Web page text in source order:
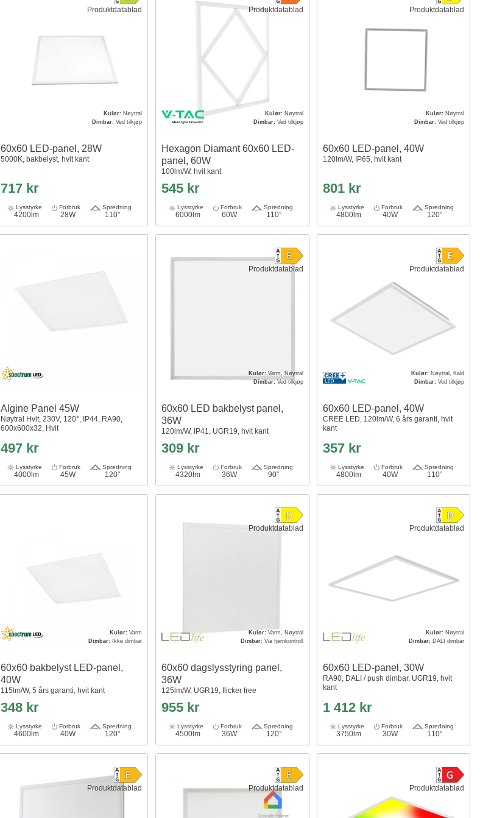
Produktdatablad
Kulør: Nøytral
Dimbar:Ved tilkjøp
60x60 LED-panel, 28W
5000K, bakbelyst, hvit kant
717 kr
Lysstyrke
4200lm
Forbruk
28W
Spredning
110°
Produktdatablad
Kulør: Nøytral
Dimbar: Ved tilkjøp
Hexagon Diamant 60x60 LED-
panel, 60W
100lm/W, hvit kant
545 kr
Lysstyrke
6000lm
Forbruk
60W
Spredning
110°
Produktdatablad
Kulør: Nøytral
Dimbar: Ved tilkjøp
60x60 LED-panel, 40W
120lm/W, IP65, hvit kant
801 kr
Lysstyrke
4800lm
Forbruk
40W
Spredning
120°
Algine Panel 45W
Nøytral Hvit, 230V, 120°, IP44, RA90,
600x600x32, Hvit
497 kr
Lysstyrke
4000lm
Forbruk
45W
Spredning
120°
Produktdatablad
Kulør: Varm, Nøytral
Dimbar:Ved tilkjøp
60x60 LED bakbelyst panel,
36W
120lm/W, IP41, UGR19, hvit kant
309 kr
Lysstyrke
4320lm
Forbruk
36W
Spredning
90°
Produktdatablad
Kulør: Nøytral, Kald
Dimbar: Ved tilkjøp
60x60 LED-panel, 40W
CREE LED, 120lm/W, 6 års garanti, hvit
kant
357 kr
Lysstyrke
4800lm
Forbruk
40W
Spredning
110°
Kulør:Varm
Dimbar:Ikke dimbar
60x60 bakbelyst LED-panel,
40W
115lm/W, 5 års garanti, hvit kant
348 kr
Lysstyrke
4600lm
Forbruk
40W
Spredning
120°
Produktdatablad
Kulør: Varm, Nøytral
Dimbar: Via fjernkontroll
60x60 dagslysstyring panel,
36W
125lm/W, UGR19, flicker free
955 kr
Lysstyrke
4500lm
Forbruk
36W
Spredning
120°
Produktdatablad
Kulør: Nøytral
Dimbar: DALI dimbar
60x60 LED-panel, 30W
RA90, DALI / push dimbar, UGR19, hvit
kant
1 412 kr
Lysstyrke
3750lm
Forbruk
30W
Spredning
110°
Produktdatablad Produktdatablad Produktdatablad